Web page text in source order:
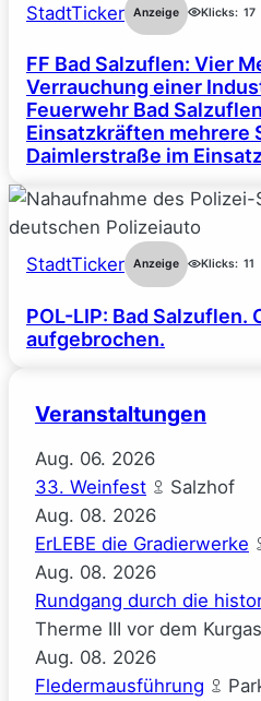
StadtTicker Anzeige Klicks: 17
FF Bad Salzuflen: Vier
Verrauchung einer
Feuerwehr Bad
Einsatzkräften mehrere
Daimlerstraße im
StadtTicker Anzeige Klicks: 11
POL-LIP: Bad Salzuflen.
aufgebrochen.
Veranstaltungen
Aug. 06. 2026
33. Weinfest
Salzhof
Aug. 08. 2026
ErLEBE die Gradierwerke
Aug. 08. 2026
Rundgang durch die
Therme III vor dem
Aug. 08. 2026
Fledermausführung